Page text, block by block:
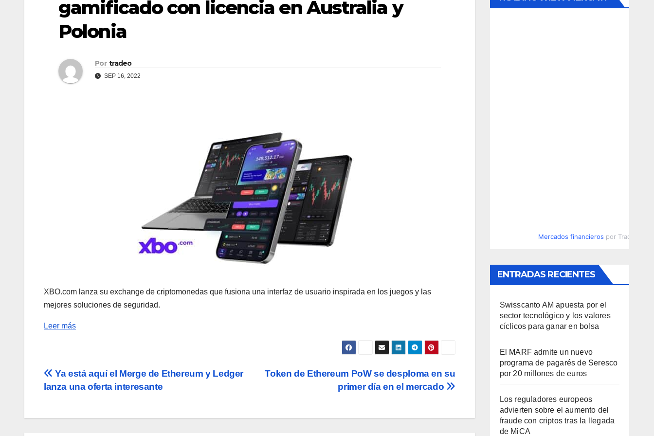
gamificado con licencia en Australia y
Polonia
Por tradeo
SEP 16, 2022
XBO.com lanza su exchange de criptomonedas que fusiona una interfaz de usuario inspirada en los juegos y las
mejores soluciones de seguridad.
Leer más
Navegación
entradas
Token de Ethereum PoW se desploma en su
primer día en el mercado
Ya está aquí el Merge de Ethereum y Ledger
lanza una oferta interesante
Mercados financieros por
ENTRADAS RECIENTES
Swisscanto AM apuesta por el
sector tecnológico y los valores
cíclicos para ganar en bolsa
El MARF admite un nuevo
programa de pagarés de Seresco
por 20 millones de euros
Los reguladores europeos
advierten sobre el aumento del
fraude con criptos tras la llegada
de MiCA